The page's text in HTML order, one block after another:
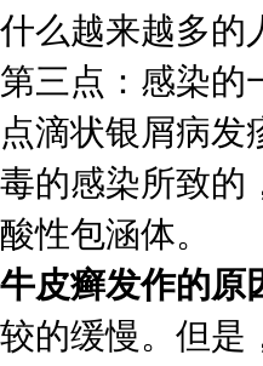
什么越来越多的
第三点：感染的
点滴状银屑病发
毒的感染所致的
酸性包涵体。
牛皮癣发作的原
较的缓慢。但是